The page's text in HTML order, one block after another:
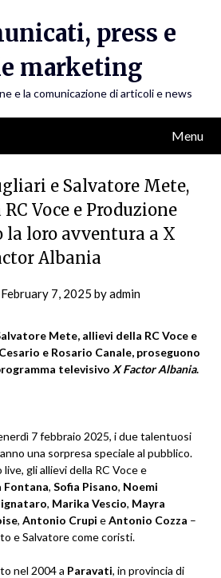
press e
marketing
e la comunicazione di articoli e news
Menu
e Salvatore Mete,
Voce e Produzione
la loro avventura a X
Albania
February 7, 2025 byadmin
Mete, allievi della RC Voce e
e Rosario Canale, proseguono
televisivo X Factor Albania.
7 febbraio 2025, i due talentuosi
una sorpresa speciale al pubblico.
gli allievi della RC Voce e
Fontana, Sofia Pisano, Noemi
, Marika Vescio, Mayra
, Antonio Crupi eAntonio Cozza –
e Salvatore come coristi.
nel 2004 a Paravati, in provincia di